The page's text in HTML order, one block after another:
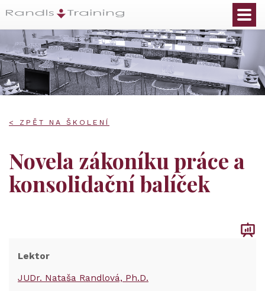
< ZPĚT NA ŠKOLENÍ
Novela zákoníku práce a
konsolidační balíček
Lektor
JUDr. Nataša Randlová, Ph.D.